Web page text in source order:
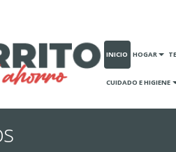
INICIO HOGAR
CUIDADO E HIGIENE